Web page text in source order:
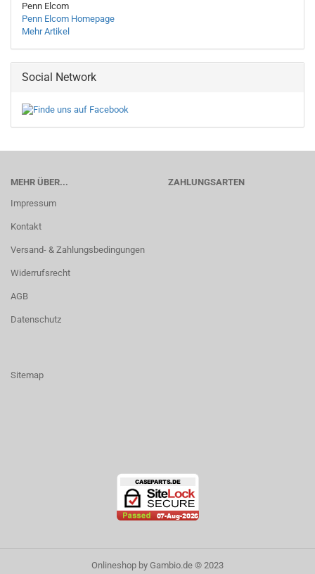
Penn Elcom
Penn Elcom Homepage
Mehr Artikel
Social Network
MEHR ÜBER...
Impressum
Kontakt
Versand- & Zahlungsbedingungen
Widerrufsrecht
AGB
Datenschutz
ZAHLUNGSARTEN
Sitemap
Onlineshop by Gambio.de © 2023